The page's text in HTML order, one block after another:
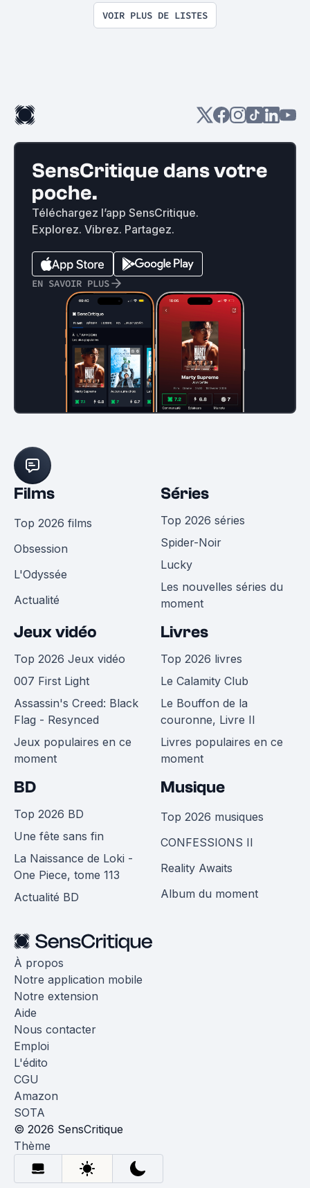
VOIR PLUS DE LISTES
SensCritique dans votre
poche.
Téléchargez l’app SensCritique.
Explorez. Vibrez. Partagez.
EN SAVOIR PLUS
Films
Top 2026 films
Obsession
L'Odyssée
Actualité
Séries
Top 2026 séries
Spider-Noir
Lucky
Les nouvelles séries du
moment
Jeux vidéo
Top 2026 Jeux vidéo
007 First Light
Assassin's Creed: Black
Flag - Resynced
Jeux populaires en ce
moment
Livres
Top 2026 livres
Le Calamity Club
Le Bouffon de la
couronne, Livre II
Livres populaires en ce
moment
BD
Top 2026 BD
Une fête sans fin
La Naissance de Loki -
One Piece, tome 113
Actualité BD
Musique
Top 2026 musiques
CONFESSIONS II
Reality Awaits
Album du moment
À propos
Notre application mobile
Notre extension
Aide
Nous contacter
Emploi
L'édito
CGU
Amazon
SOTA
© 2026 SensCritique
Thème